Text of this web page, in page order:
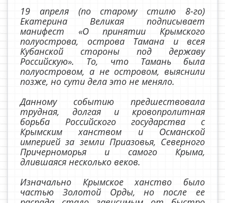
19 апреля (по старому стилю 8-го)
Екатерина Великая подписывает
манифест «О принятии Крымского
полуострова, острова Тамана и всея
Кубанской стороны под державу
Российскую». То, что Тамань была
полуостровом, а не островом, выяснили
позже, но сути дела это не меняло.
Данному событию предшествовала
трудная, долгая и кровопролитная
борьба Российского государства с
Крымским ханством и Османской
империей за земли Приазовья, Северного
Причерноморья и самого Крыма,
длившаяся несколько веков.
Изначально Крымское ханство было
частью Золотой Орды, но после ее